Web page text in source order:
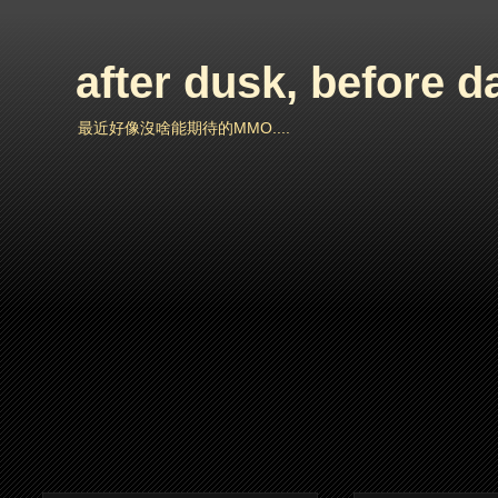
after dusk, before
最近好像沒啥能期待的MMO....